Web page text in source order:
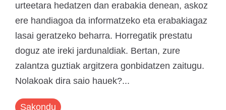
urteetara hedatzen dan erabakia denean, askoz
ere handiagoa da informatzeko eta erabakiagaz
lasai geratzeko beharra. Horregatik prestatu
doguz ate ireki jardunaldiak. Bertan, zure
zalantza guztiak argitzera gonbidatzen zaitugu.
Nolakoak dira saio hauek?...
Sakondu